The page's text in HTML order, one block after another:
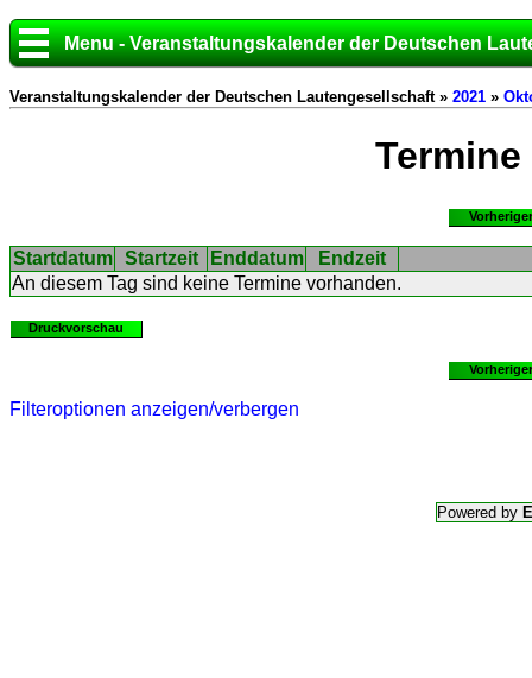
Menu - Veranstaltungskalender der Deutschen
Veranstaltungskalender der Deutschen Lautengesellschaft » 2021 »
Termine
Startdatum Startzeit Enddatum
Endzeit
An diesem Tag sind keine Termine vorhanden.
Druckvorschau
Filteroptionen anzeigen/verbergen
Powered by